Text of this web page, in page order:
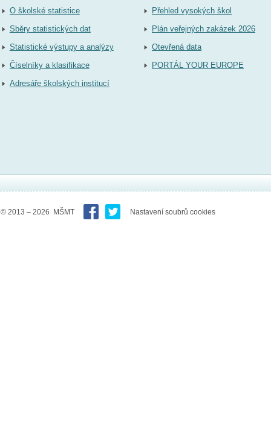
O školské statistice
Sběry statistických dat
Statistické výstupy a analýzy
Číselníky a klasifikace
Adresáře školských institucí
Přehled vysokých škol
Plán veřejných zakázek 2026
Otevřená data
PORTÁL YOUR EUROPE
© 2013 – 2026 MŠMT Nastavení soubrů cookies